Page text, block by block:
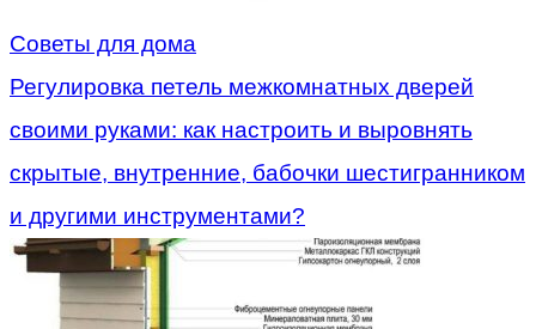
Советы для дома
Регулировка петель межкомнатных дверей
своими руками: как настроить и выровнять
скрытые, внутренние, бабочки шестигранником
и другими инструментами?